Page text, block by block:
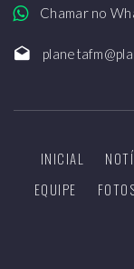
Chamar no
INICIAL
EQUIPE